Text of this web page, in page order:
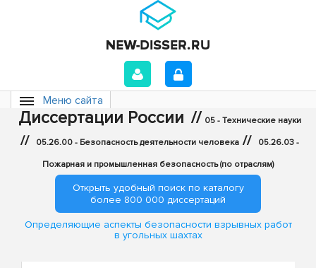
Меню сайта
Диссертации России // 05 - Технические науки
// 05.26.00 - Безопасность деятельности человека // 05.26.03 -
Пожарная и промышленная безопасность (по отраслям)
Открыть удобный поиск по каталогу
более 800 000 диссертаций
Определяющие аспекты безопасности взрывных работ
в угольных шахтах